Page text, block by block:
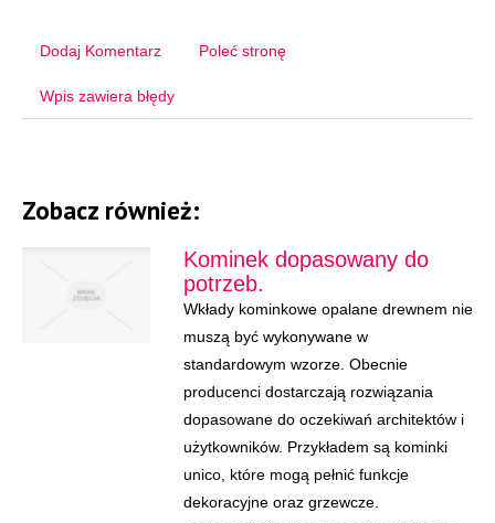
Dodaj Komentarz Poleć stronę
Wpis zawiera błędy
Zobacz również:
Kominek dopasowany do
potrzeb.
Wkłady kominkowe opalane drewnem nie
muszą być wykonywane w
standardowym wzorze. Obecnie
producenci dostarczają rozwiązania
dopasowane do oczekiwań architektów i
użytkowników. Przykładem są kominki
unico, które mogą pełnić funkcje
dekoracyjne oraz grzewcze.